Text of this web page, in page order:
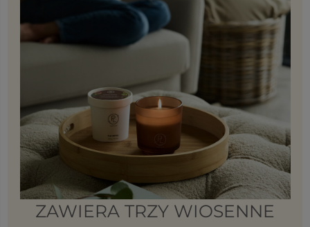
ZAWIERA TRZY WIOSENNE